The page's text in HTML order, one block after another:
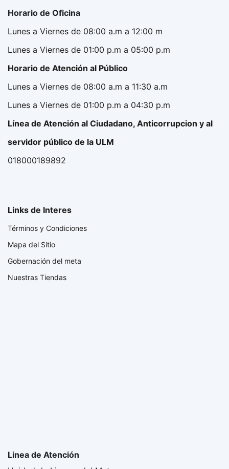
Horario de Oficina
Lunes a Viernes de 08:00 a.m a 12:00 m
Lunes a Viernes de 01:00 p.m a 05:00 p.m
Horario de Atención al Público
Lunes a Viernes de 08:00 a.m a 11:30 a.m
Lunes a Viernes de 01:00 p.m a 04:30 p.m
Línea de Atención al Ciudadano, Anticorrupcion y al
servidor público de la ULM
018000189892
Links de Interes
Términos y Condiciones
Mapa del Sitio
Gobernación del meta
Nuestras Tiendas
Linea de Atención